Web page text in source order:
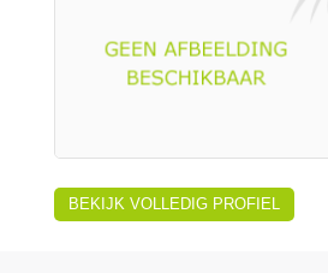
BEKIJK VOLLEDIG PROFIEL